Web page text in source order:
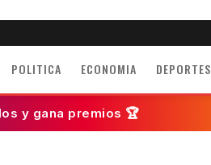
POLITICA ECONOMIA DEPORTES
y gana premios 🏆